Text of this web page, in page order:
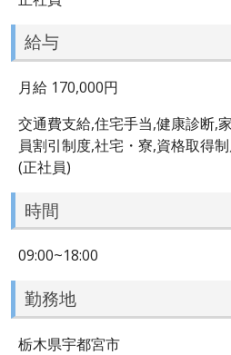
給与
月給 170,000円
交通費支給,住宅手当,健康診断,
員割引制度,社宅・寮,資格取得
(正社員)
時間
09:00~18:00
勤務地
栃木県宇都宮市